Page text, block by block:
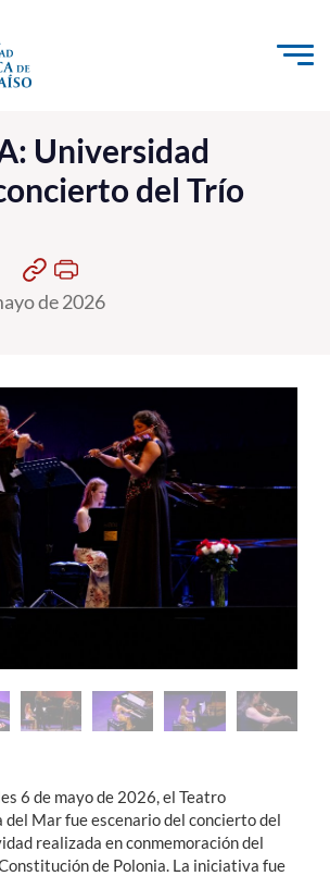
al contenido
e Innovación
Medio
Universidad
del Trío
de 2026
6 de mayo de 2026, el Teatro
del Mar fue escenario del concierto del
realizada en conmemoración del
de Polonia. La iniciativa fue